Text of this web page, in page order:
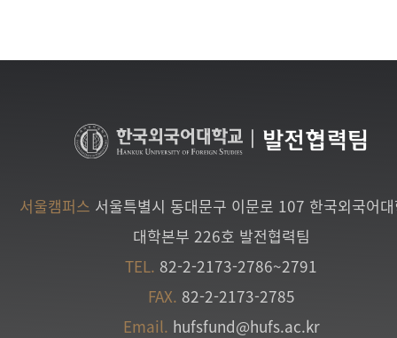
발전협력팀
서울캠퍼스 서울특별시 동대문구 이문로 107 한국외국어
대학본부 226호 발전협력팀
TEL. 82-2-2173-2786~2791
FAX. 82-2-2173-2785
Email. hufsfund@hufs.ac.kr